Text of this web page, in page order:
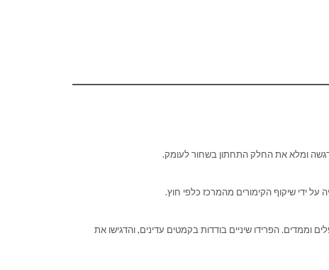
ומלא את החלק התחתון בשחור לעומק.
על ידי שיקוף הקימורים מהמרכז כלפי חוץ.
הפרידו שיניים בודדות בקמטים עדינים, והדגישו את